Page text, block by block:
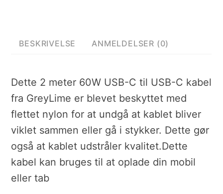
BESKRIVELSE ANMELDELSER (0)
Dette 2 meter 60W USB-C til USB-C kabel
fra GreyLime er blevet beskyttet med
flettet nylon for at undgå at kablet bliver
viklet sammen eller gå i stykker. Dette gør
også at kablet udstråler kvalitet.Dette
kabel kan bruges til at oplade din mobil
eller tab